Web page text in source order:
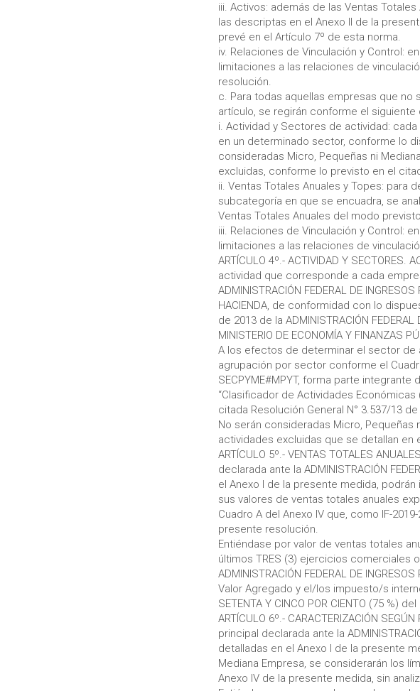
iii. Activos: además de las Ventas
las descriptas en el Anexo II de la
prevé en el Artículo 7º de esta norma.
iv. Relaciones de Vinculación y Control:
limitaciones a las relaciones de
resolución.
c. Para todas aquellas empresas que
artículo, se regirán conforme el siguiente
i. Actividad y Sectores de actividad:
en un determinado sector, conforme lo
consideradas Micro, Pequeñas ni
excluidas, conforme lo previsto en el
ii. Ventas Totales Anuales y Topes: para
subcategoría en que se encuadra, se
Ventas Totales Anuales del modo
iii. Relaciones de Vinculación y Control:
limitaciones a las relaciones de
ARTÍCULO 4º.- ACTIVIDAD Y
actividad que corresponde a cada
ADMINISTRACIÓN FEDERAL DE
HACIENDA, de conformidad con lo
de 2013 de la ADMINISTRACIÓN
MINISTERIO DE ECONOMÍA Y FINANZAS
A los efectos de determinar el sector de
agrupación por sector conforme el
SECPYME#MPYT, forma parte
“Clasificador de Actividades Económicas
citada Resolución General N° 3.537/13 de
No serán consideradas Micro, Pequeñas
actividades excluidas que se detallan en
ARTÍCULO 5º.- VENTAS TOTALES
declarada ante la ADMINISTRACIÓN
el Anexo I de la presente medida,
sus valores de ventas totales anuales
Cuadro A del Anexo IV que, como IF-
presente resolución.
Entiéndase por valor de ventas totales
últimos TRES (3) ejercicios comerciales
ADMINISTRACIÓN FEDERAL DE
Valor Agregado y el/los impuesto/s
SETENTA Y CINCO POR CIENTO (75 %)
ARTÍCULO 6º.- CARACTERIZACIÓN
principal declarada ante la
detalladas en el Anexo I de la presente
Mediana Empresa, se considerarán los
Anexo IV de la presente medida, sin